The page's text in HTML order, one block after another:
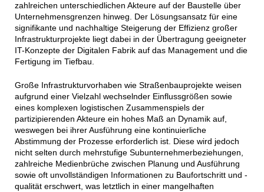
zahlreichen unterschiedlichen Akteure auf der Baustelle über
Unternehmensgrenzen hinweg. Der Lösungsansatz für eine
signifikante und nachhaltige Steigerung der Effizienz großer
Infrastrukturprojekte liegt dabei in der Übertragung geeigneter
IT-Konzepte der Digitalen Fabrik auf das Management und die
Fertigung im Tiefbau.
Große Infrastrukturvorhaben wie Straßenbauprojekte weisen
aufgrund einer Vielzahl wechselnder Einflussgrößen sowie
eines komplexen logistischen Zusammenspiels der
partizipierenden Akteure ein hohes Maß an Dynamik auf,
weswegen bei ihrer Ausführung eine kontinuierliche
Abstimmung der Prozesse erforderlich ist. Diese wird jedoch
nicht selten durch mehrstufige Subunternehmerbeziehungen,
zahlreiche Medienbrüche zwischen Planung und Ausführung
sowie oft unvollständigen Informationen zu Baufortschritt und -
qualität erschwert, was letztlich in einer mangelhaften